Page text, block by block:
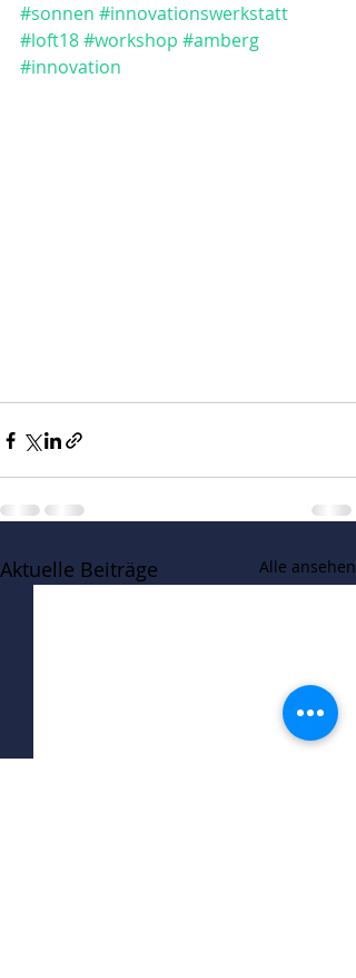
#sonnen #innovationswerkstatt
#loft18#workshop #amberg
#innovation
Aktuelle Beiträge Alle ansehen